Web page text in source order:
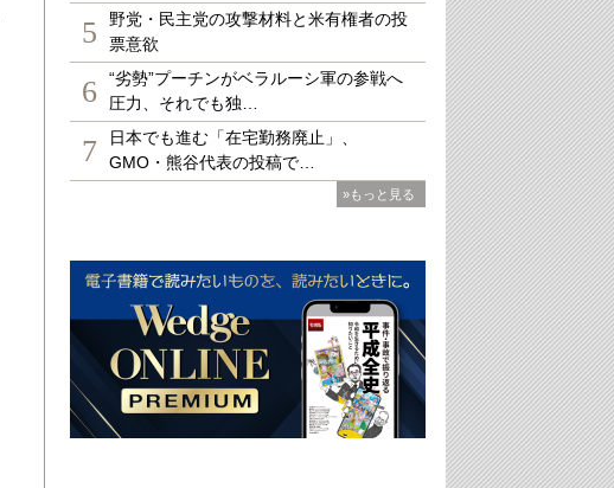
5
野党・民主党の攻撃材料と米有権者の投
票意欲
6
“劣勢”プーチンがベラルーシ軍の参戦へ
圧力、それでも独…
7
日本でも進む「在宅勤務廃止」、
GMO・熊谷代表の投稿で…
»もっと見る